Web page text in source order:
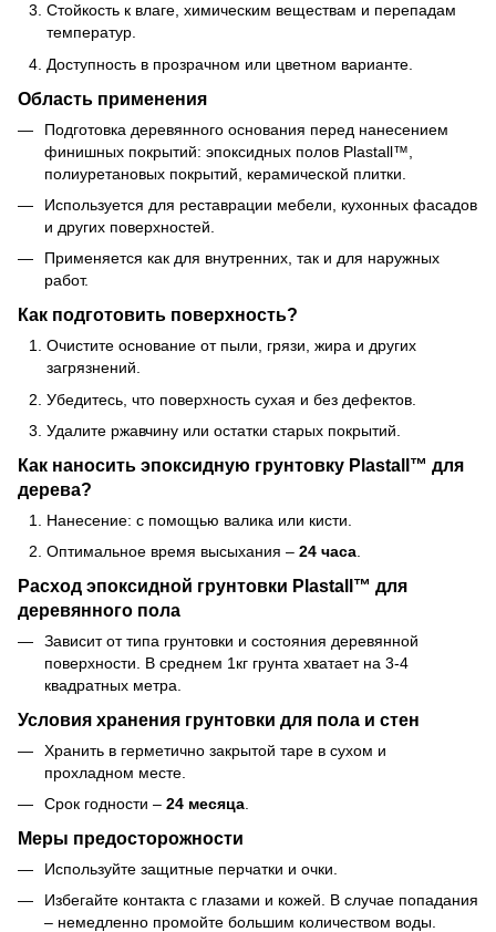
Стойкость к влаге, химическим веществам и перепадам
температур.
Доступность в прозрачном или цветном варианте.
Область применения
Подготовка деревянного основания перед нанесением
финишных покрытий: эпоксидных полов Plastall™,
полиуретановых покрытий, керамической плитки.
Используется для реставрации мебели, кухонных фасадов
и других поверхностей.
Применяется как для внутренних, так и для наружных
работ.
Как подготовить поверхность?
Очистите основание от пыли, грязи, жира и других
загрязнений.
Убедитесь, что поверхность сухая и без дефектов.
Удалите ржавчину или остатки старых покрытий.
Как наносить эпоксидную грунтовку Plastall™ для
дерева?
Нанесение: с помощью валика или кисти.
Оптимальное время высыхания – 24 часа
Расход эпоксидной грунтовки Plastall™ для
деревянного пола
Зависит от типа грунтовки и состояния деревянной
поверхности. В среднем 1кг грунта хватает на 3-4
квадратных метра.
Условия хранения грунтовки для пола и стен
Хранить в герметично закрытой таре в сухом и
прохладном месте.
Срок годности – 24 месяца
Меры предосторожности
Используйте защитные перчатки и очки.
Избегайте контакта с глазами и кожей. В случае попадания
– немедленно промойте большим количеством воды.